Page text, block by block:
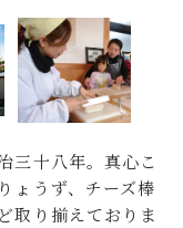
三十八年。真心こ
ょうず、チーズ棒
取り揃えておりま